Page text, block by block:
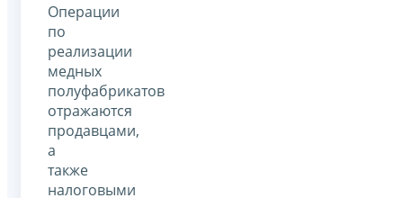
Операции
по
реализации
медных
полуфабрикатов
отражаются
продавцами,
а
также
налоговыми